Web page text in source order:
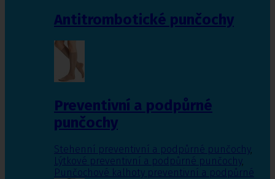
Antitrombotické punčochy
Preventivní a podpůrné
punčochy
Stehenní preventivní a podpůrné punčochy,
Lýtkové preventivní a podpůrné punčochy,
Punčochové kalhoty preventivní a podpůrné